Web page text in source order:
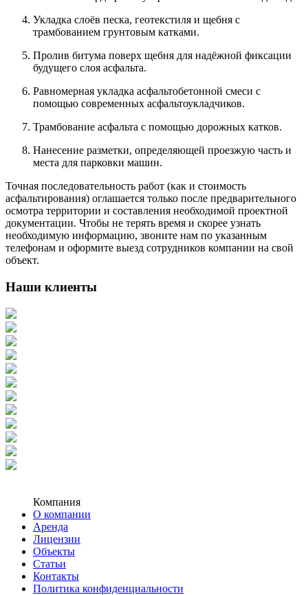
Укладка слоёв песка, геотекстиля и щебня с
трамбованием грунтовым катками.
Пролив битума поверх щебня для надёжной фиксации
будущего слоя асфальта.
Равномерная укладка асфальтобетонной смеси с
помощью современных асфальтоукладчиков.
Трамбование асфальта с помощью дорожных катков.
Нанесение разметки, определяющей проезжую часть и
места для парковки машин.
Точная последовательность работ (как и стоимость
асфальтирования) оглашается только после предварительного
осмотра территории и составления необходимой проектной
документации. Чтобы не терять время и скорее узнать
необходимую информацию, звоните нам по указанным
телефонам и оформите выезд сотрудников компании на свой
объект.
Наши клиенты
Компания
О компании
Аренда
Лицензии
Объекты
Статьи
Контакты
Политика конфиденциальности